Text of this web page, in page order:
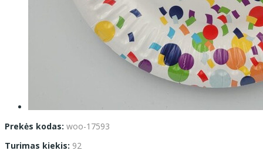
Prekės kodas: woo-17593
Turimas kiekis: 92